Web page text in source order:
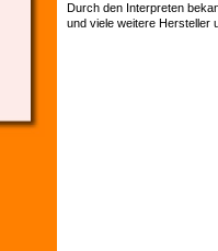
Durch den Interpreten
und viele weitere Hersteller